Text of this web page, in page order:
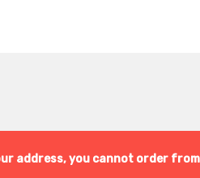
address, you cannot order